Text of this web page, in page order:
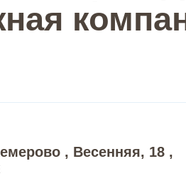
, Весенняя, 18 ,